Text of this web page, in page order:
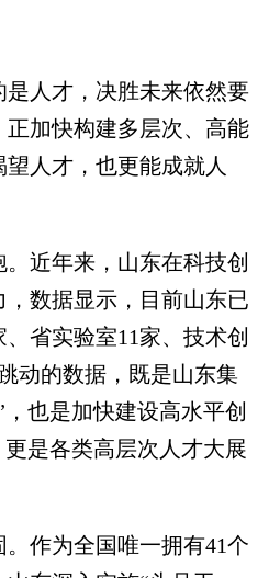
人才，决胜未来依然要
加快构建多层次、高能
人才，也更能成就人
近年来，山东在科技创
数据显示，目前山东已
省实验室11家、技术创
动的数据，既是山东集
也是加快建设高水平创
是各类高层次人才大展
作为全国唯一拥有41个